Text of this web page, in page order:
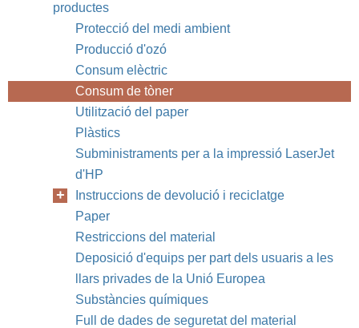
productes
Protecció del medi ambient
Producció d'ozó
Consum elèctric
Consum de tòner
Utilització del paper
Plàstics
Subministraments per a la impressió LaserJet
d'HP
Instruccions de devolució i reciclatge
Paper
Restriccions del material
Deposició d'equips per part dels usuaris a les
llars privades de la Unió Europea
Substàncies químiques
Full de dades de seguretat del material